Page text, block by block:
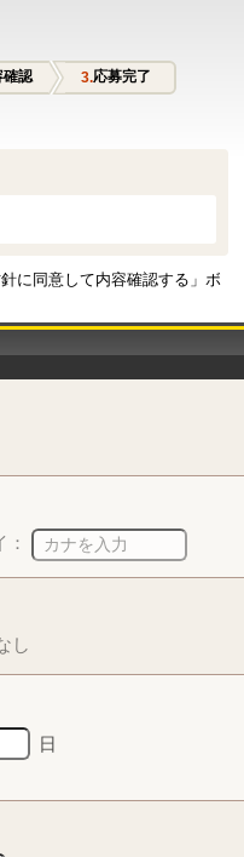
確認 応募完了
に同意して内容確認する」ボ
：
し
日